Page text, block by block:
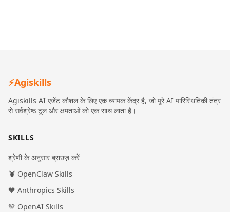
⚡Agiskills
Agiskills AI एजेंट कौशल के लिए एक व्यापक केंद्र है, जो पूरे AI पारिस्थितिकी तंत्र
से सर्वश्रेष्ठ टूल और क्षमताओं को एक साथ लाता है।
SKILLS
श्रेणी के अनुसार ब्राउज़ करें
🦞 OpenClaw Skills
🧡 Anthropics Skills
💚 OpenAI Skills